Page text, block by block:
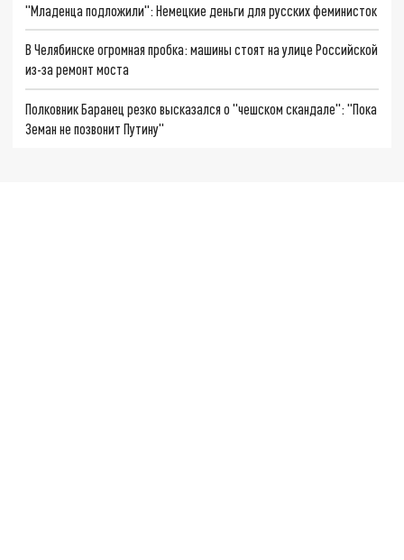
"Младенца подложили": Немецкие деньги для русских феминисток
В Челябинске огромная пробка: машины стоят на улице Российской
из-за ремонт моста
Полковник Баранец резко высказался о "чешском скандале": "Пока
Земан не позвонит Путину"